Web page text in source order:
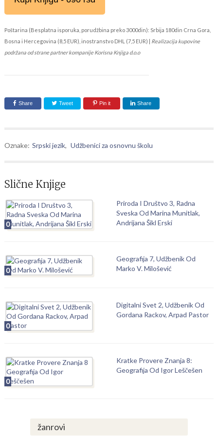
Poštarina (Besplatna isporuka, porudžbina preko 3000din): Srbija 180din Crna Gora,
Bosna i Hercegovina (8,5 EUR), inostranstvo DHL (7,5 EUR) | Realizacija kupovine
podržana od strane partner kompanije Korisna Knjiga d.o.o
Share Tweet Pin it Share
Oznake: Srpski jezik, Udžbenici za osnovnu školu
Slične Knjige
0
Priroda I Društvo 3, Radna
Sveska Od Marina Munitlak,
Andrijana Šikl Erski
0
Geografija 7, Udžbenik Od
Marko V. Milošević
0
Digitalni Svet 2, Udžbenik Od
Gordana Rackov, Arpad Pastor
0
Kratke Provere Znanja 8:
Geografija Od Igor Leščešen
žanrovi